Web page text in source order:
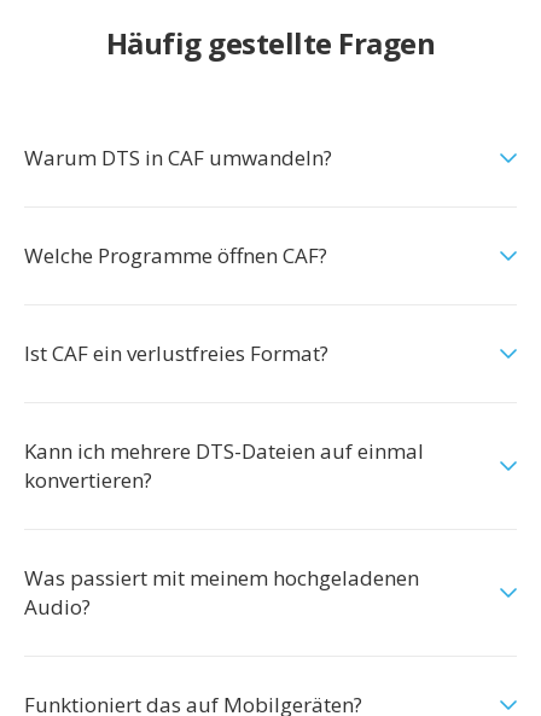
Häufig gestellte Fragen
Warum DTS in CAF umwandeln?
Welche Programme öffnen CAF?
Ist CAF ein verlustfreies Format?
Kann ich mehrere DTS-Dateien auf einmal
konvertieren?
Was passiert mit meinem hochgeladenen
Audio?
Funktioniert das auf Mobilgeräten?